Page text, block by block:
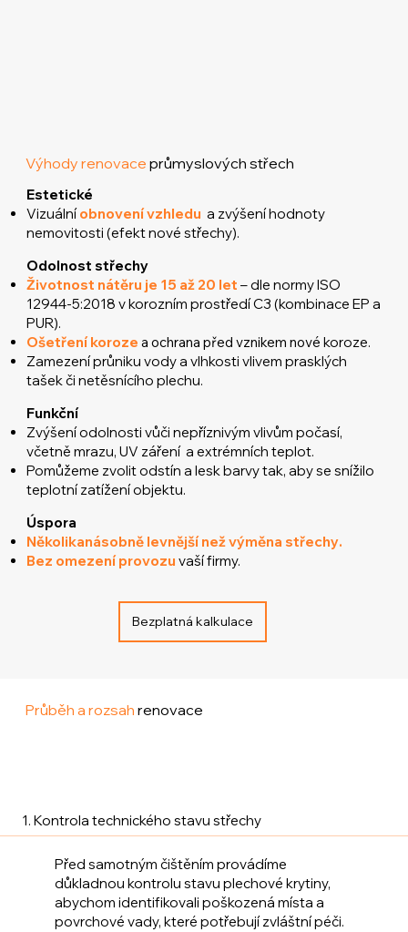
Výhody renovaceprůmyslových střech
Estetické
Vizuálníobnovení vzhledu a zvýšení hodnoty
nemovitosti (efekt nové střechy).
Odolnost střechy
Životnost nátěru je 15 až 20 let – dle normy ISO
12944-5:2018 v korozním prostředí C3 (kombinace EP a
PUR).
Ošetření koroze a ochrana před vznikem nové koroze.
Zamezení průniku vody a vlhkosti vlivem prasklých
tašek či netěsnícího plechu.
Funkční
Zvýšení odolnosti vůči nepříznivým vlivům počasí,
včetně mrazu, UV záření a extrémních teplot.
Pomůžeme zvolit odstín a lesk barvy tak, aby se snížilo
teplotní zatížení objektu.
Úspora
Několikanásobně levnější než výměna střechy.
Bez omezení provozu vaší firmy.
Bezplatná kalkulace
Průběh a rozsah renovace
1. Kontrola technického stavu střechy
Před samotným čištěním provádíme
důkladnou kontrolu stavu plechové krytiny,
abychom identifikovali poškozená místa a
povrchové vady, které potřebují zvláštní péči.